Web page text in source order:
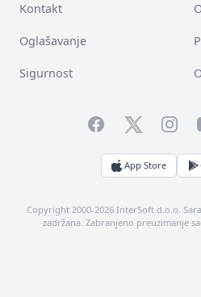
Kontakt
Oglašavanje
Sigurnost
FacebookTwitter
App Store
Copyright 2000-2026 InterSoft d.o.o.
zadržana. Zabranjeno preuzimanje